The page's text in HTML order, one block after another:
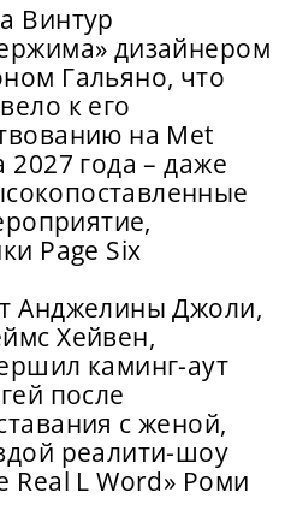
Винтур
дизайнером
Гальяно, что
к его
на Met
2027 года – даже
Page Six
Анджелины Джоли,
Хейвен,
каминг-аут
после
с женой,
реалити-шоу
Real L Word» Роми